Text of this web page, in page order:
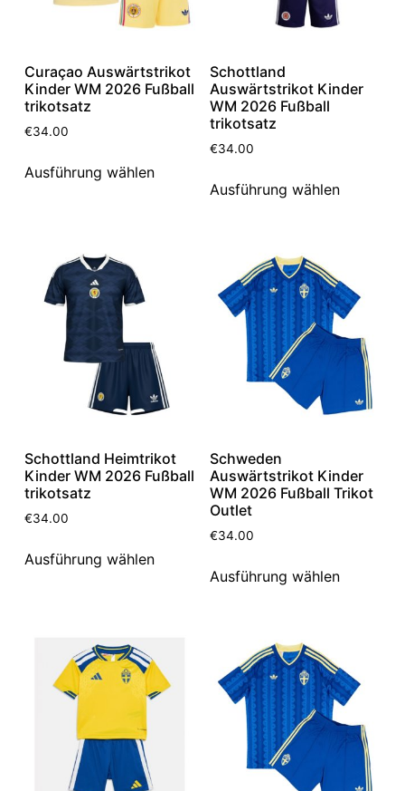
Curaçao Auswärtstrikot
Kinder WM 2026 Fußball
trikotsatz
€34.00
Ausführung wählen
Schottland
Auswärtstrikot Kinder
WM 2026 Fußball
trikotsatz
€34.00
Ausführung wählen
Schottland Heimtrikot
Kinder WM 2026 Fußball
trikotsatz
€34.00
Ausführung wählen
Schweden
Auswärtstrikot Kinder
WM 2026 Fußball Trikot
Outlet
€34.00
Ausführung wählen